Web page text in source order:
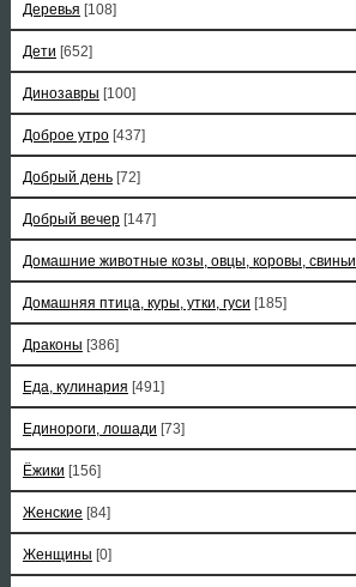
Деревья [108]
Дети [652]
Динозавры [100]
Доброе утро [437]
Добрый день [72]
Добрый вечер [147]
Домашние животные козы, овцы, коровы, свиньи
Домашняя птица, куры, утки, гуси [185]
Драконы [386]
Еда, кулинария [491]
Единороги, лошади [73]
Ёжики [156]
Женские [84]
Женщины [0]